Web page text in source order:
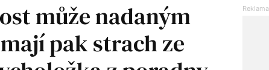
může nadaným
pak strach ze